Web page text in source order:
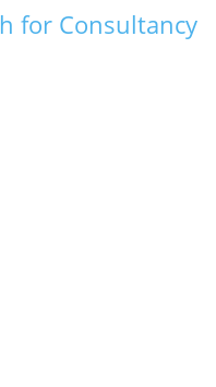
for Consultancy